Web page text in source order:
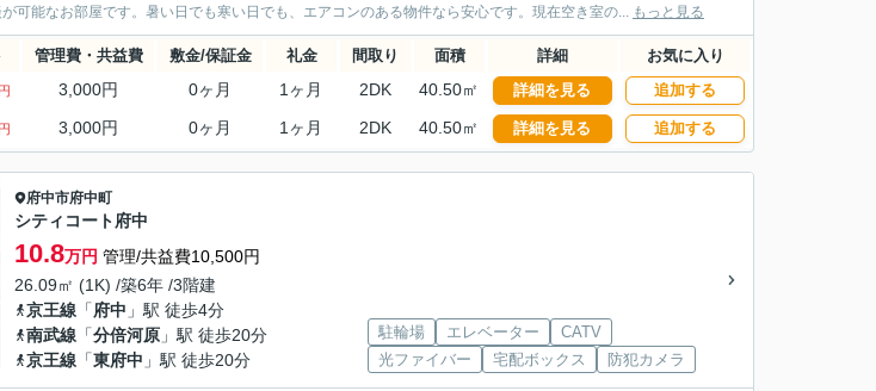
可能なお部屋です。暑い日でも寒い日でも、エアコンのある物件なら安心です。現在空き室の... もっと見る
管理費・共益費 敷金/保証金 礼金 間取り 面積 詳細 お気に入り
3,000円 0ヶ月 1ヶ月 2DK 40.50㎡ 詳細を見る 追加する
3,000円 0ヶ月 1ヶ月 2DK 40.50㎡ 詳細を見る 追加する
府中市府中町
シティコート府中
10.8万円 管理/共益費10,500円
26.09㎡ (1K) /築6年 /3階建
京王線 「府中 」駅 徒歩4分
南武線 「分倍河原 」駅 徒歩20分
京王線 「東府中 」駅 徒歩20分
駐輪場 エレベーター
CATV
光ファイバー
宅配ボックス 防犯カメラ